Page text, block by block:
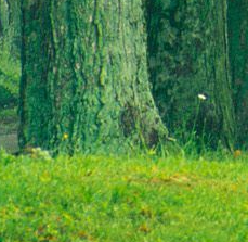
A
folyamatosan
benyújtása a je
történik mind
személyesen.